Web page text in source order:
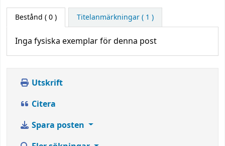
Bestånd ( 0 ) Titelanmärkningar ( 1 )
Inga fysiska exemplar för denna post
Utskrift
Citera
Spara posten